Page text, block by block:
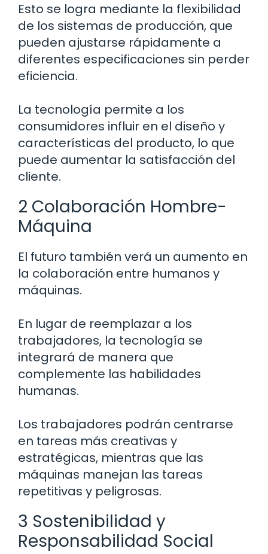
Esto se logra mediante la flexibilidad
de los sistemas de producción, que
pueden ajustarse rápidamente a
diferentes especificaciones sin perder
eficiencia.
La tecnología permite a los
consumidores influir en el diseño y
características del producto, lo que
puede aumentar la satisfacción del
cliente.
2 Colaboración Hombre-
Máquina
El futuro también verá un aumento en
la colaboración entre humanos y
máquinas.
En lugar de reemplazar a los
trabajadores, la tecnología se
integrará de manera que
complemente las habilidades
humanas.
Los trabajadores podrán centrarse
en tareas más creativas y
estratégicas, mientras que las
máquinas manejan las tareas
repetitivas y peligrosas.
3 Sostenibilidad y
Responsabilidad Social